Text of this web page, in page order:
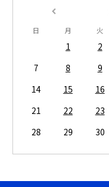
日 月 火
1 2
7
8 9
14
15 16
21
22 23
28
29 30